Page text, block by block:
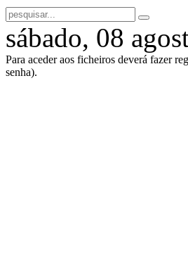
sábado, 08
Para aceder aos ficheiros deverá fazer
senha).